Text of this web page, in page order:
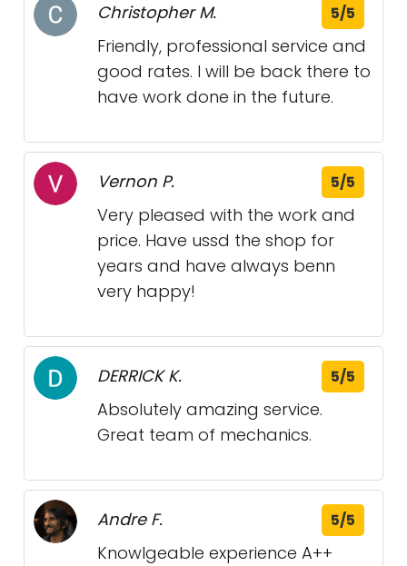
Christopher M. 5/5
Friendly, professional service and
good rates. I will be back there to
have work done in the future.
Vernon P. 5/5
Very pleased with the work and
price. Have ussd the shop for
years and have always benn
very happy!
DERRICK K. 5/5
Absolutely amazing service.
Great team of mechanics.
Andre F. 5/5
Knowlgeable experience A++